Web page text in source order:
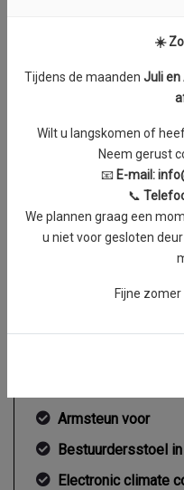
Aantal cilinders
Vermogen
Topsnelheid
Acceleratie (0-100
Koppel
Armsteun voor
Bestuurdersstoel
Electronic climate
☀️
Tijdens de maanden Juli en
Wilt u langskomen of
Neem gerust
📧 E-mail:
📞
We plannen graag een
u niet voor gesloten
Fijne